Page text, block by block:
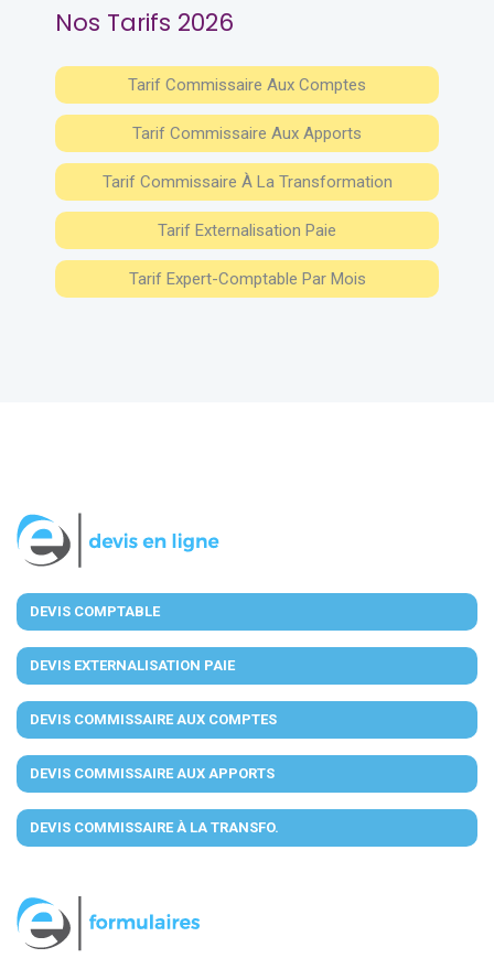
Nos Tarifs 2026
Tarif Commissaire Aux Comptes
Tarif Commissaire Aux Apports
Tarif Commissaire À La Transformation
Tarif Externalisation Paie
Tarif Expert-Comptable Par Mois
DEVIS COMPTABLE
DEVIS EXTERNALISATION PAIE
DEVIS COMMISSAIRE AUX COMPTES
DEVIS COMMISSAIRE AUX APPORTS
DEVIS COMMISSAIRE À LA TRANSFO.